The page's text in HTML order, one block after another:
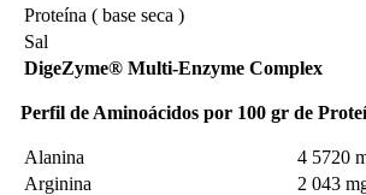
Proteína ( base seca )
Sal
DigeZyme® Multi-Enzyme Complex
Perfil de Aminoácidos por 100 gr de
Alanina 4 5720
Arginina
2 043